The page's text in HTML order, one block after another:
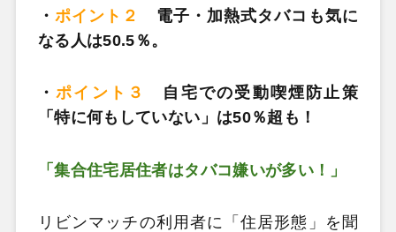
・ポイント２
電子・加熱式タバコも気に
なる人は50.5％。
・ポイント３
自宅での受動喫煙防止策
「特に何もしていない」は50％超も！
「集合住宅居住者はタバコ嫌いが多い！」
リビンマッチの利用者に「住居形態」を聞